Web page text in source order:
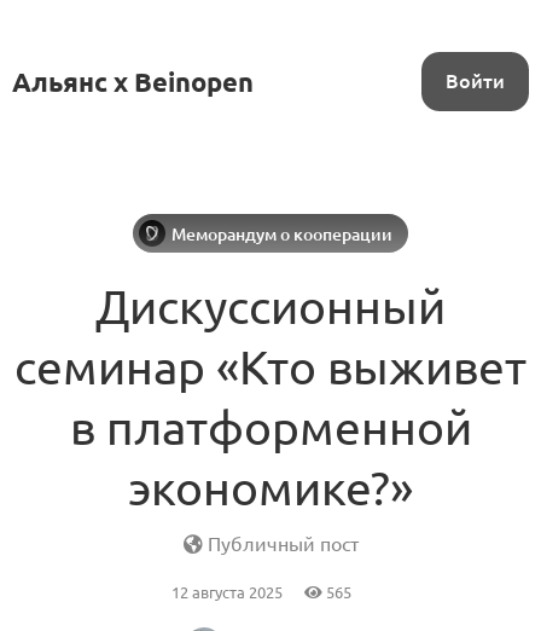
Альянс x Beinopen Войти
Меморандум о кооперации
Дискуссионный
семинар «Кто выживет
в платформенной
экономике?»
Публичный пост
12 августа 2025 565